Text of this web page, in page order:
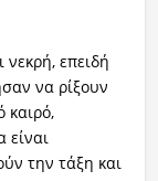
νεκρή, επειδή
να ρίξουν
καιρό,
την τάξη και